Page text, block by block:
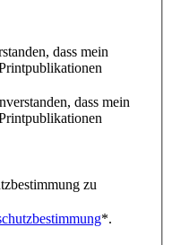
dass mein
dass mein
zu
*.